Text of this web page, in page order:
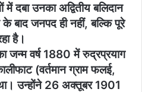
दबा उनका अद्वितीय बलिदान
बाद जनपद ही नहीं, बल्कि पूरे
है।
जन्म वर्ष 1880 में रुद्रप्रयाग
(वर्तमान ग्राम फलई,
उन्होंने 26 अक्तूबर 1901